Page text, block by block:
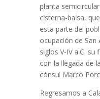
planta
cisterna-balsa,
esta parte del
ocupación de
siglos V-IV a.C. su
con la llegada de
cónsul Marco
Regresamos a